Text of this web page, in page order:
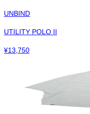
UNBIND
UTILITY POLO II
¥13,750